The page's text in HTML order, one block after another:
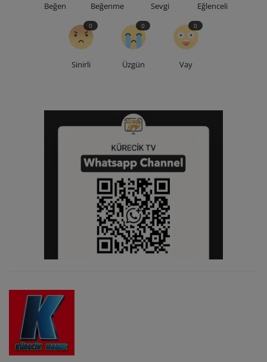
Beğen Beğenme Sevgi Eğlenceli
Sinirli
0
Üzgün
0
Vay
0